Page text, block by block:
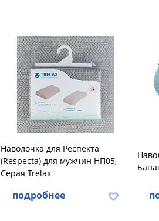
Наволочка для Респекта
(Respecta) для мужчин НП05,
Серая Trelax
подробнее